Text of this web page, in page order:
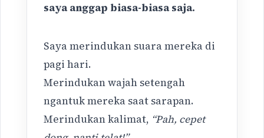
saya anggap biasa-biasa saja.
Saya merindukan suara mereka di
pagi hari.
Merindukan wajah setengah
ngantuk mereka saat sarapan.
Merindukan kalimat, “Pah, cepet